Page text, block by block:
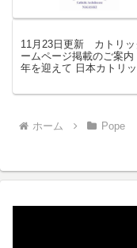
11月23日更新 カトリッ
ームページ掲載のご案内
年を迎えて 日本カトリ
ホーム Pope